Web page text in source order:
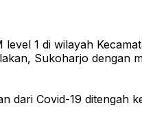
1 di wilayah
Sukoharjo dengan
dari Covid-19 ditengah